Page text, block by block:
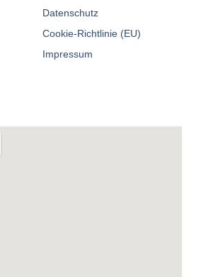
Datenschutz
Cookie-Richtlinie (EU)
Impressum